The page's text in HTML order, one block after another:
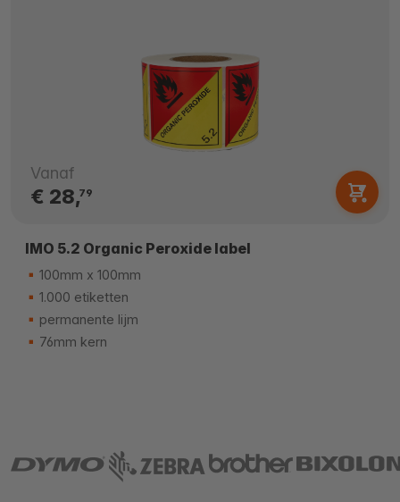
Vanaf
€ 28,79
IMO 5.2 Organic Peroxide label
100mm x 100mm
1.000 etiketten
permanente lijm
76mm kern